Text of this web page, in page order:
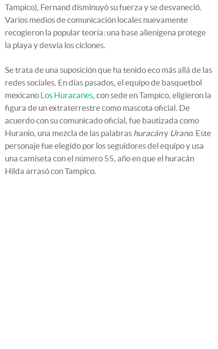
Tampico), Fernand disminuyó su fuerza y se desvaneció.
Varios medios de comunicación locales nuevamente
recogieron la popular teoría: una base alienígena protege
la playa y desvía los ciclones.
Se trata de una suposición que ha tenido eco más allá de las
redes sociales. En días pasados, el equipo de basquetbol
mexicano Los Huracanes, con sede en Tampico, eligieron la
figura de un extraterrestre como mascota oficial. De
acuerdo con su comunicado oficial, fue bautizada como
Huranio, una mezcla de las palabras huracány Urano. Este
personaje fue elegido por los seguidores del equipo y usa
una camiseta con el número 55, año en que el huracán
Hilda arrasó con Tampico.